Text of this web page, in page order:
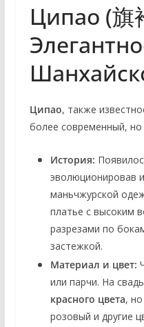
Ципао (旗
Ципао, также
более современный,
История:
эволюционировав
маньчжурской
платье с высоким
разрезами по
застежкой.
Материал и цвет:
или парчи. На
красного цвета,
розовый и другие